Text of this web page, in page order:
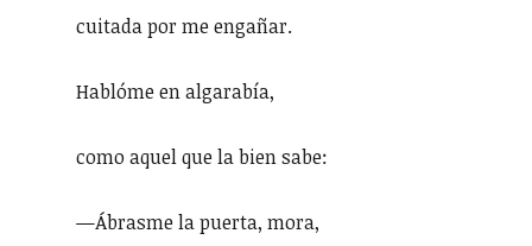
cuitada por me engañar.
Hablóme en algarabía,
como aquel que la bien sabe:
—Ábrasme la puerta, mora,